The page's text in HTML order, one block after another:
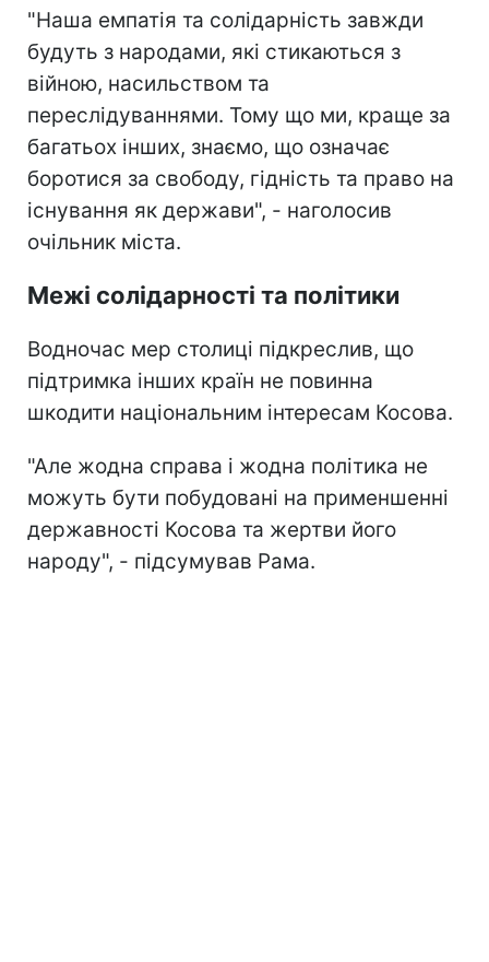
"Наша емпатія та солідарність завжди
будуть з народами, які стикаються з
війною, насильством та
переслідуваннями. Тому що ми, краще за
багатьох інших, знаємо, що означає
боротися за свободу, гідність та право на
існування як держави", - наголосив
очільник міста.
Межі солідарності та політики
Водночас мер столиці підкреслив, що
підтримка інших країн не повинна
шкодити національним інтересам Косова.
"Але жодна справа і жодна політика не
можуть бути побудовані на применшенні
державності Косова та жертви його
народу", - підсумував Рама.